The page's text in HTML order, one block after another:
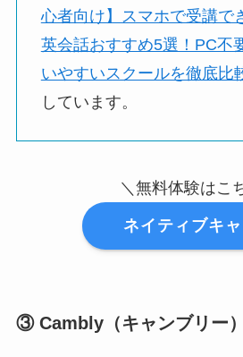
心者向け】スマホで受講で
英会話おすすめ5選！PC不
いやすいスクールを徹底比
しています。
＼無料体験はこ
ネイティブキ
③ Cambly（キャンブリー）